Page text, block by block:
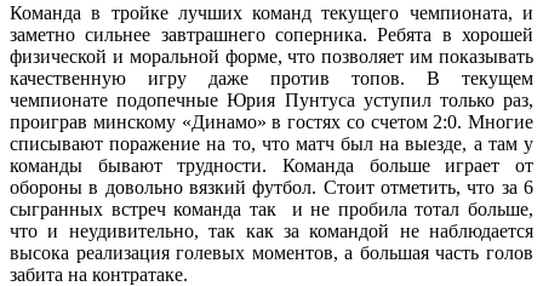
Команда в тройке лучших команд текущего чемпионата, и
заметно сильнее завтрашнего соперника. Ребята в хорошей
физической и моральной форме, что позволяет им показывать
качественную игру даже против топов. В текущем
чемпионате подопечные Юрия Пунтуса уступил только раз,
проиграв минскому «Динамо» в гостях со счетом 2:0. Многие
списывают поражение на то, что матч был на выезде, а там у
команды бывают трудности. Команда больше играет от
обороны в довольно вязкий футбол. Стоит отметить, что за 6
сыгранных встреч команда так и не пробила тотал больше,
что и неудивительно, так как за командой не наблюдается
высока реализация голевых моментов, а большая часть голов
забита на контратаке.